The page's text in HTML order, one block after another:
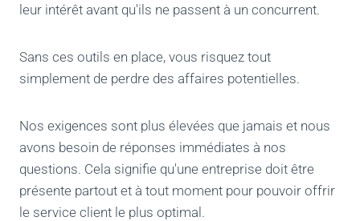
leur intérêt avant qu'ils ne passent à un concurrent.
Sans ces outils en place, vous risquez tout
simplement de perdre des affaires potentielles.
Nos exigences sont plus élevées que jamais et nous
avons besoin de réponses immédiates à nos
questions. Cela signifie qu'une entreprise doit être
présente partout et à tout moment pour pouvoir offrir
le service client le plus optimal.